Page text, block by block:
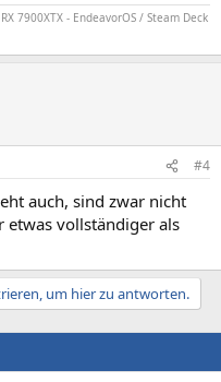
7900XTX - EndeavorOS / Steam Deck
#4
auch, sind zwar nicht
etwas vollständiger als
um hier zu antworten.